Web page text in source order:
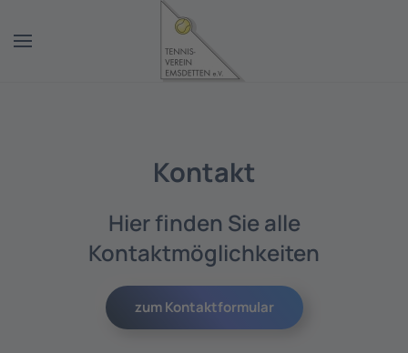
Zum Hauptinhalt springen
Kontakt
Hier finden Sie alle
Kontaktmöglichkeiten
zum Kontaktformular